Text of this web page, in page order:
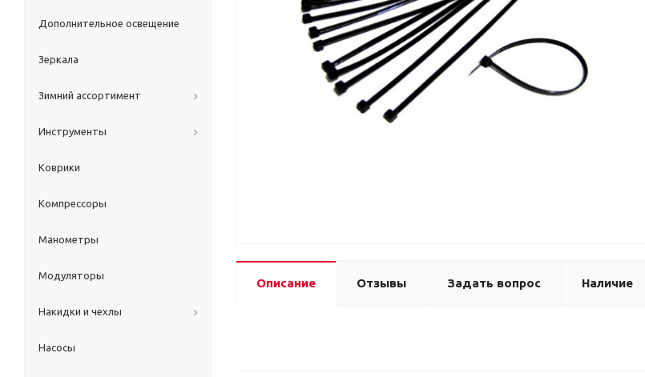
Описание Отзывы Задать вопрос Наличие
Дополнительное освещение
Зеркала
Зимний ассортимент
Инструменты
Коврики
Компрессоры
Манометры
Модуляторы
Накидки и чехлы
Насосы